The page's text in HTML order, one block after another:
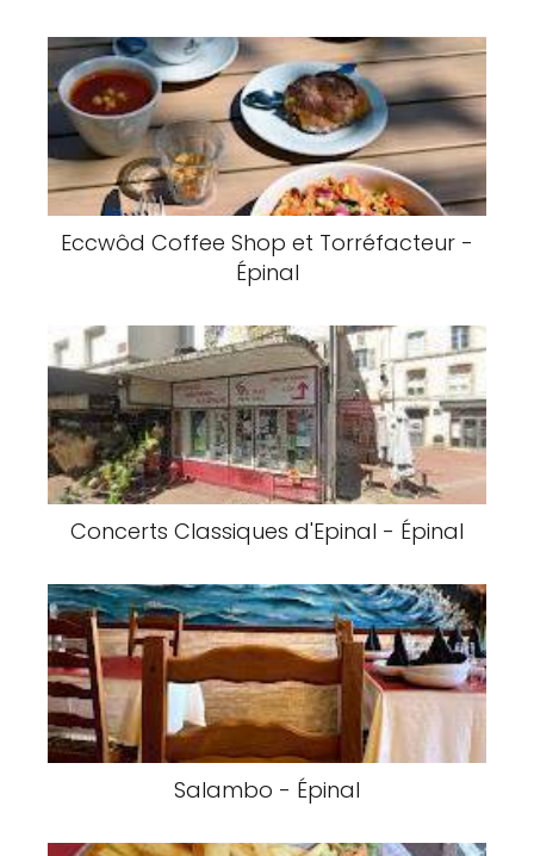
Eccwôd Coffee Shop et Torréfacteur -
Épinal
Concerts Classiques d'Epinal - Épinal
Salambo - Épinal